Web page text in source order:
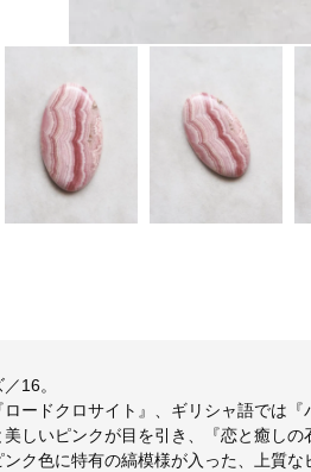
16。
ードクロサイト』、ギリシャ語では『
しいピンクが目を引き、『恋と癒し
ク色に特有の縞模様が入った、上質な